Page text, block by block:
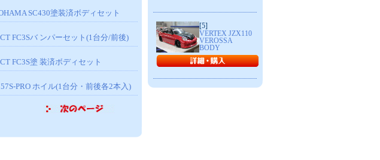
SC430塗装済ボディセット
FC3Sバ ンパーセット(1台分/前後)
FC3S塗 装済ボディセット
PRO ホイル(1台分・前後各2本入)
[5]
VERTEX JZX110
VEROSSA
BODY